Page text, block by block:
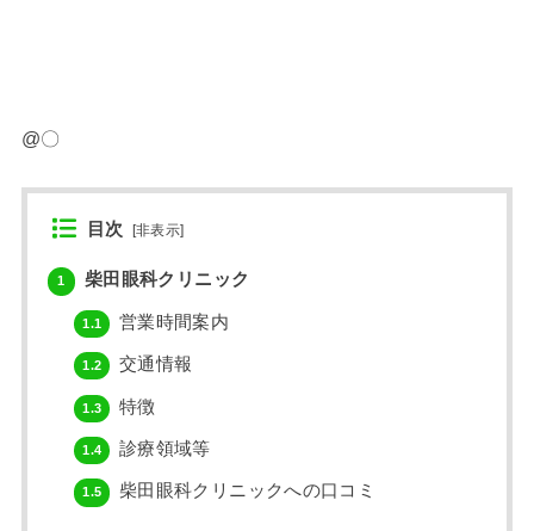
@〇
目次 [非表示]
1 柴田眼科クリニック
1.1 営業時間案内
1.2 交通情報
1.3 特徴
1.4 診療領域等
1.5 柴田眼科クリニックへの口コミ